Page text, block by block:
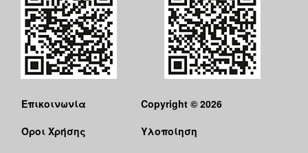
Επικοινωνία
Όροι Χρήσης
Copyright © 2026
Υλοποίηση